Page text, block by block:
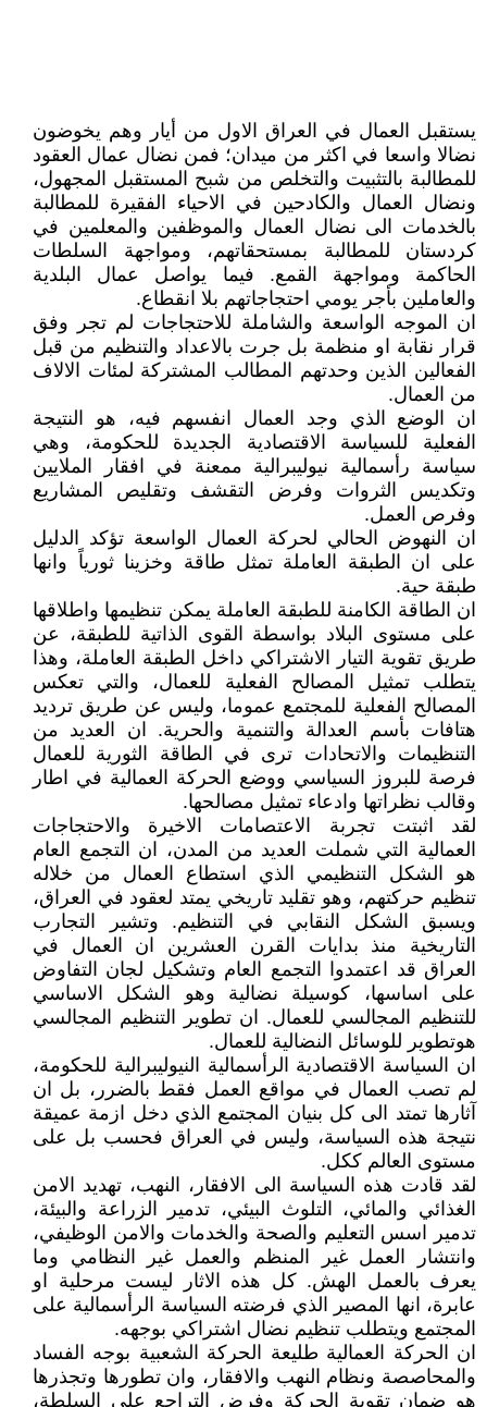
يستقبل العمال في العراق الاول من أيار وهم يخوضون
نضالا واسعا في اكثر من ميدان؛ فمن نضال عمال العقود
للمطالبة بالتثبيت والتخلص من شبح المستقبل المجهول،
ونضال العمال والكادحين في الاحياء الفقيرة للمطالبة
بالخدمات الى نضال العمال والموظفين والمعلمين في
كردستان للمطالبة بمستحقاتهم، ومواجهة السلطات
الحاكمة ومواجهة القمع. فيما يواصل عمال البلدية
والعاملين بأجر يومي احتجاجاتهم بلا انقطاع.
ان الموجه الواسعة والشاملة للاحتجاجات لم تجر وفق
قرار نقابة او منظمة بل جرت بالاعداد والتنظيم من قبل
الفعالين الذين وحدتهم المطالب المشتركة لمئات الالاف
من العمال.
ان الوضع الذي وجد العمال انفسهم فيه، هو النتيجة
الفعلية للسياسة الاقتصادية الجديدة للحكومة، وهي
سياسة رأسمالية نيوليبرالية ممعنة في افقار الملايين
وتكديس الثروات وفرض التقشف وتقليص المشاريع
وفرص العمل.
ان النهوض الحالي لحركة العمال الواسعة تؤكد الدليل
على ان الطبقة العاملة تمثل طاقة وخزينا ثورياً وانها
طبقة حية.
ان الطاقة الكامنة للطبقة العاملة يمكن تنظيمها واطلاقها
على مستوى البلاد بواسطة القوى الذاتية للطبقة، عن
طريق تقوية التيار الاشتراكي داخل الطبقة العاملة، وهذا
يتطلب تمثيل المصالح الفعلية للعمال، والتي تعكس
المصالح الفعلية للمجتمع عموما، وليس عن طريق ترديد
هتافات بأسم العدالة والتنمية والحرية. ان العديد من
التنظيمات والاتحادات ترى في الطاقة الثورية للعمال
فرصة للبروز السياسي ووضع الحركة العمالية في اطار
وقالب نظراتها وادعاء تمثيل مصالحها.
لقد اثبتت تجربة الاعتصامات الاخيرة والاحتجاجات
العمالية التي شملت العديد من المدن، ان التجمع العام
هو الشكل التنظيمي الذي استطاع العمال من خلاله
تنظيم حركتهم، وهو تقليد تاريخي يمتد لعقود في العراق،
ويسبق الشكل النقابي في التنظيم. وتشير التجارب
التاريخية منذ بدايات القرن العشرين ان العمال في
العراق قد اعتمدوا التجمع العام وتشكيل لجان التفاوض
على اساسها، كوسيلة نضالية وهو الشكل الاساسي
للتنظيم المجالسي للعمال. ان تطوير التنظيم المجالسي
هوتطوير للوسائل النضالية للعمال.
ان السياسة الاقتصادية الرأسمالية النيوليبرالية للحكومة،
لم تصب العمال في مواقع العمل فقط بالضرر، بل ان
آثارها تمتد الى كل بنيان المجتمع الذي دخل ازمة عميقة
نتيجة هذه السياسة، وليس في العراق فحسب بل على
مستوى العالم ككل.
لقد قادت هذه السياسة الى الافقار، النهب، تهديد الامن
الغذائي والمائي، التلوث البيئي، تدمير الزراعة والبيئة،
تدمير اسس التعليم والصحة والخدمات والامن الوظيفي،
وانتشار العمل غير المنظم والعمل غير النظامي وما
يعرف بالعمل الهش. كل هذه الاثار ليست مرحلية او
عابرة، انها المصير الذي فرضته السياسة الرأسمالية على
المجتمع ويتطلب تنظيم نضال اشتراكي بوجهه.
ان الحركة العمالية طليعة الحركة الشعبية بوجه الفساد
والمحاصصة ونظام النهب والافقار، وان تطورها وتجذرها
هو ضمان تقوية الحركة وفرض التراجع على السلطة،